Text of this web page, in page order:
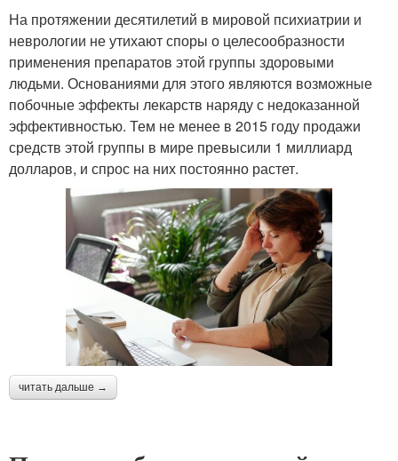
На протяжении десятилетий в мировой психиатрии и
неврологии не утихают споры о целесообразности
применения препаратов этой группы здоровыми
людьми. Основаниями для этого являются возможные
побочные эффекты лекарств наряду с недоказанной
эффективностью. Тем не менее в 2015 году продажи
средств этой группы в мире превысили 1 миллиард
долларов, и спрос на них постоянно растет.
читать дальше →